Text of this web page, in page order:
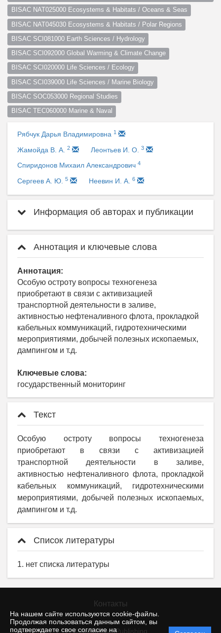
На нашем сайте используются cookie-файлы.
Продолжая пользоваться данным сайтом, вы
подтверждаете свое согласие на
BISAC NAT025000 Ecosystems & Habitats / Oceans & Seas
BISAC NAT045030 Ecosystems & Habitats / Polar Regions
BISAC SCI081000 Earth Sciences / Hydrology
BISAC SCI092000 Global Warming & Climate Change
BISAC SCI020000 Life Sciences / Ecology
BISAC SCI039000 Life Sciences / Marine Biology
BISAC SOC053000 Regional Studies
BISAC TEC060000 Marine & Naval
Рябчук Дарья Владимировна 1
Жамойда В. А. 2 Леонтьев И. О. 3
Спиридонов Михаил Александрович 4
Сергеев А. Ю. 5 Неевин И. А. 6
Информация об авторах и публикации
Аннотация и ключевые слова
Аннотация:
Особую остроту вопросы техногенеза
приобретают в связи с активизацией
транспортной деятельности в заливе,
активностью нефтеналивного флота, прокладкой
кабельных коммуникаций, гидротехническими
мероприятиями, добычей полезных ископаемых,
дампингом и т.д.
Ключевые слова:
государственный мониторинг
Текст
Особую остроту вопросы техногенеза
приобретают в связи с активизацией
транспортной деятельности в заливе,
активностью нефтеналивного флота, прокладкой
кабельных коммуникаций, гидротехническими
мероприятиями, добычей полезных ископаемых,
дампингом и т.д.
Список литературы
1. нет списка литературы
Контакты
© Academus Publishing